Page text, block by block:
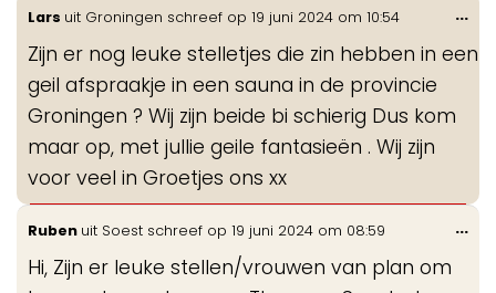
Lars uit Groningen schreef op 19 juni 2024 om 10:54
Zijn er nog leuke stelletjes die zin hebben in een
geil afspraakje in een sauna in de provincie
Groningen ? Wij zijn beide bi schierig Dus kom
maar op, met jullie geile fantasieën . Wij zijn
voor veel in Groetjes ons xx
...
Ruben uit Soest schreef op 19 juni 2024 om 08:59
Hi, Zijn er leuke stellen/vrouwen van plan om
...